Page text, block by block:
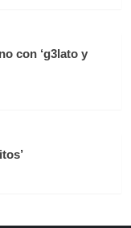
con ‘g3lato y